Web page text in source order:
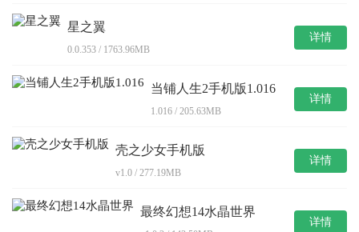
星之翼
0.0.353 / 1763.96MB
详情
当铺人生2手机版1.016
1.016 / 205.63MB
详情
壳之少女手机版
v1.0 / 277.19MB
详情
最终幻想14水晶世界
详情